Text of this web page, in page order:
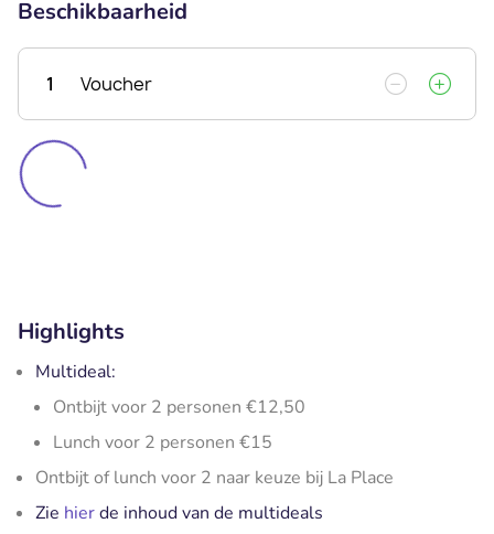
Beschikbaarheid
1 Voucher
Highlights
Multideal:
Ontbijt voor 2 personen €12,50
Lunch voor 2 personen €15
Ontbijt of lunch voor 2 naar keuze bij La Place
Zie hierde inhoud van de multideals